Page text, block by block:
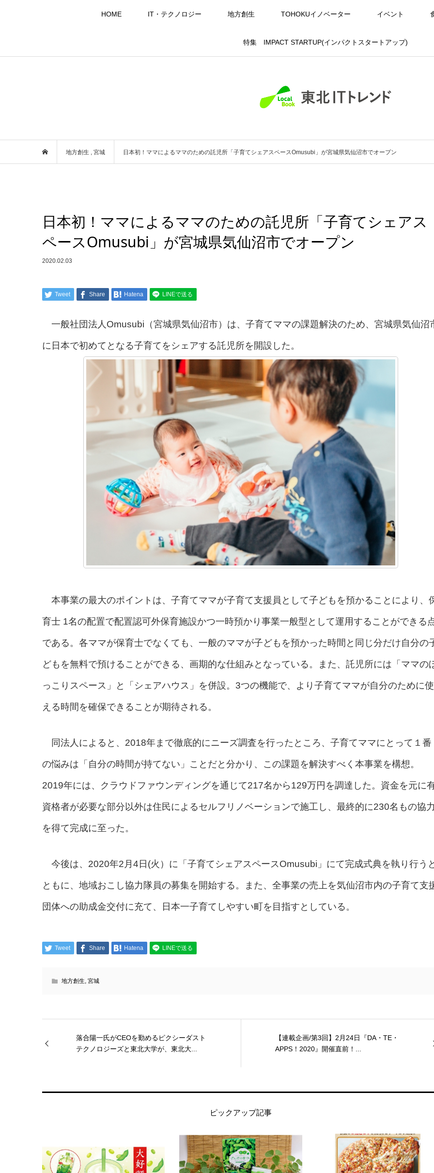
HOME IT・テクノロジー 地方創生 TOHOKUイノベーター イベント
特集 IMPACT STARTUP(インパクトスタートアップ)
地方創生 宮城 日本初！ママによるママのための託児所「子育てシェアスペースOmusubi」が宮城県気仙沼市でオープン
日本初！ママによるママのための託児所「子育てシェアス
ペースOmusubi」が宮城県気仙沼市でオープン
2020.02.03
Tweet Share Hatena LINEで送る
一般社団法人Omusubi（宮城県気仙沼市）は、子育てママの課題解決のため、宮城県気仙沼
に日本で初めてとなる子育てをシェアする託児所を開設した。
本事業の最大のポイントは、子育てママが子育て支援員として子どもを預かることにより、
育士 1名の配置で配置認可外保育施設かつ一時預かり事業一般型として運用することができる
である。各ママが保育士でなくても、一般のママが子どもを預かった時間と同じ分だけ自分の
どもを無料で預けることができる、画期的な仕組みとなっている。また、託児所には「ママの
っこりスペース」と「シェアハウス」を併設。3つの機能で、より子育てママが自分のために使
える時間を確保できることが期待される。
同法人によると、2018年まで徹底的にニーズ調査を行ったところ、子育てママにとって１番
の悩みは「自分の時間が持てない」ことだと分かり、この課題を解決すべく本事業を構想。
2019年には、クラウドファウンディングを通じて217名から129万円を調達した。資金を元に
資格者が必要な部分以外は住民によるセルフリノベーションで施工し、最終的に230名もの協
を得て完成に至った。
今後は、2020年2月4日(火）に「子育てシェアスペースOmusubi」にて完成式典を執り行う
ともに、地域おこし協力隊員の募集を開始する。また、全事業の売上を気仙沼市内の子育て支
団体への助成金交付に充て、日本一子育てしやすい町を目指すとしている。
Tweet Share Hatena LINEで送る
地方創生, 宮城
落合陽一氏がCEOを勤めるピクシーダスト
テクノロジーズと東北大学が、東北大...
【連載企画/第3回】2月24日『DA・TE・
APPS！2020』開催直前！...
ピックアップ記事